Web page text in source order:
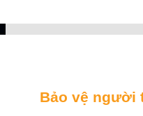
Bảo vệ người